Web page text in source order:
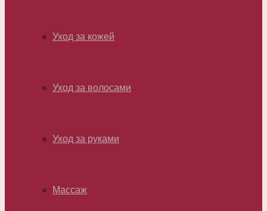
Уход за кожей
Уход за волосами
Уход за руками
Массаж